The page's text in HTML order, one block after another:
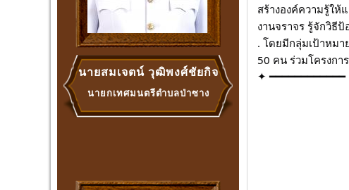
นายสมเจตน์ วุฒิพงศ์ชัยกิจ
นายกเทศมนตรีตำบลป่าซาง
สร้างองค์ความรู้ให้
งานจราจร รู้จักวิธี
. โดยมีกลุ่มเป้าหม
50 คน ร่วมโครงก
✦ ━━━━━━━━━━━━